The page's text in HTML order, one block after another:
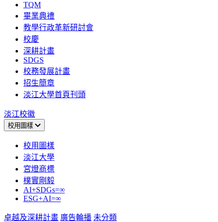
TQM
畢業典禮
教學行政革新研討會
校慶
深耕計畫
SDGS
校務發展計畫
招生簡章
淡江大學首頁刊頭
淡江校徽
校用圖樣
校用圖樣
淡江大學
宮燈商標
樸實剛毅
AI+SDGs=∞
ESG+AI=∞
卓越及深耕計畫 廣告輪播 未分類